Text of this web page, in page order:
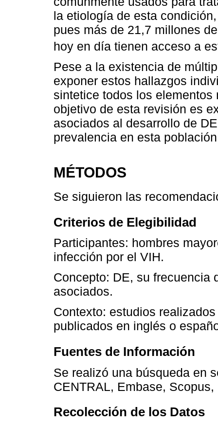
la etiología de esta
pues más de 21,7 millones
hoy en día tienen acceso a
Pese a la existencia de
exponer estos hallazgos
sintetice todos los
objetivo de esta revisión es
asociados al desarrollo de
prevalencia en esta
MÉTODOS
Se siguieron las
Criterios de Elegibilidad
Participantes: hombres
infección por el VIH.
Concepto: DE, su frecuencia
asociados.
Contexto: estudios
publicados en inglés o
Fuentes de Información
Se realizó una búsqueda en
CENTRAL, Embase,
Recolección de los Datos